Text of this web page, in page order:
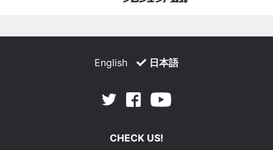
English 日本語
Twitter Facebook
CHECK US!